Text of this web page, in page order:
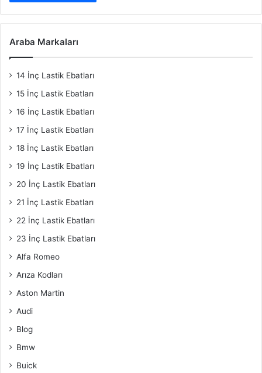
Araba Markaları
14 İnç Lastik Ebatları
15 İnç Lastik Ebatları
16 İnç Lastik Ebatları
17 İnç Lastik Ebatları
18 İnç Lastik Ebatları
19 İnç Lastik Ebatları
20 İnç Lastik Ebatları
21 İnç Lastik Ebatları
22 İnç Lastik Ebatları
23 İnç Lastik Ebatları
Alfa Romeo
Arıza Kodları
Aston Martin
Audi
Blog
Bmw
Buick